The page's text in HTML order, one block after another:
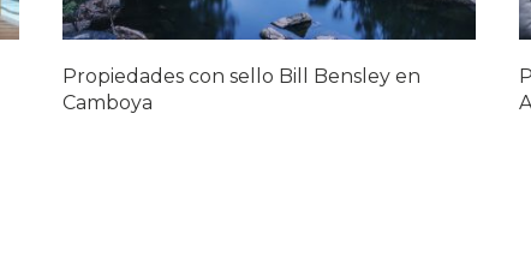
Propiedades con sello Bill Bensley en
Camboya